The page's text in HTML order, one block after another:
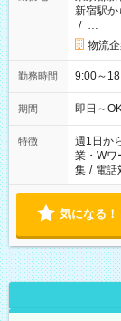
新宿駅か
/ …
物流
勤務時間 9:00～
期間 即日～
特徴 週1日か
業・Wワ
集 / 電話
気になる！